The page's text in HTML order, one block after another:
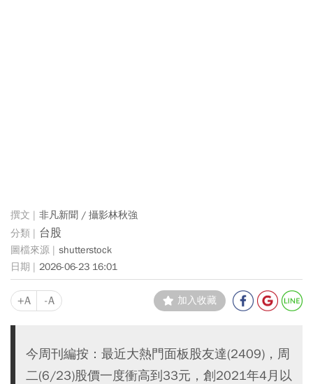
非凡新聞 / 攝影林秋強
台股
shutterstock
2026-06-23 16:01
+A -A 加入收藏
今周刊編按：最近大熱門面板股友達(2409)，周
二(6/23)股價一度衝高到33元，創2021年4月以